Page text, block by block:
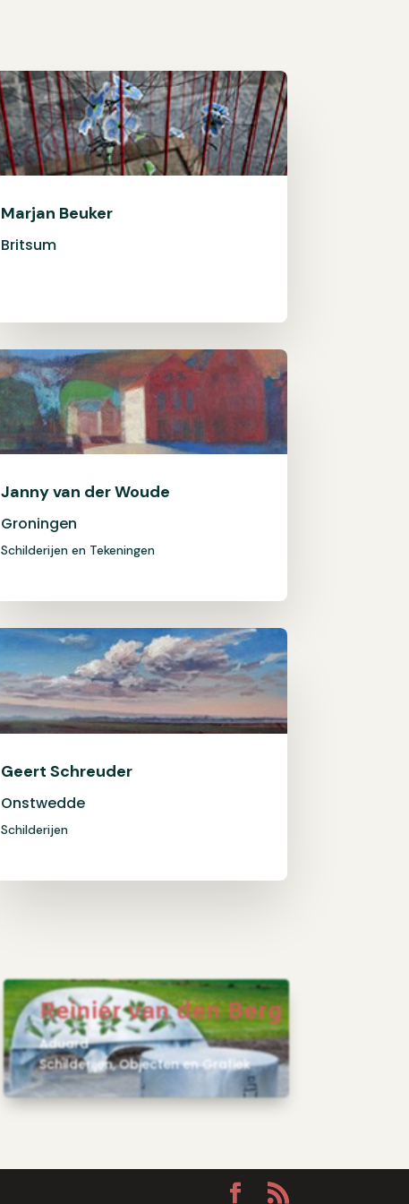
Marjan Beuker
Britsum
Janny van der Woude
Groningen
Schilderijen en Tekeningen
Geert Schreuder
Onstwedde
Schilderijen
Reinier van den Berg
Aduard
Schilderijen, Objecten en Grafiek